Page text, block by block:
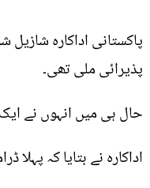
پاکستانی اداکارہ
پذیرائی ملی تھی۔
حال ہی میں انہوں نے
اداکارہ نے بتایا کہ